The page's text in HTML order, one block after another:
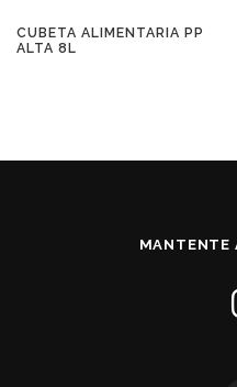
CUBETA ALIMENTARIA PP
ALTA 8L
MANTENTE